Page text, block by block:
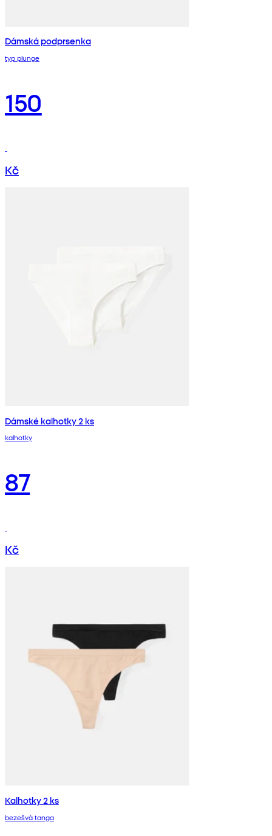
Dámská podprsenka
typ plunge
150
Kč
Dámské kalhotky 2 ks
kalhotky
87
Kč
Kalhotky 2 ks
bezešvá tanga